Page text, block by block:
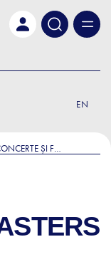
EN
ȘI FESTIVALURI